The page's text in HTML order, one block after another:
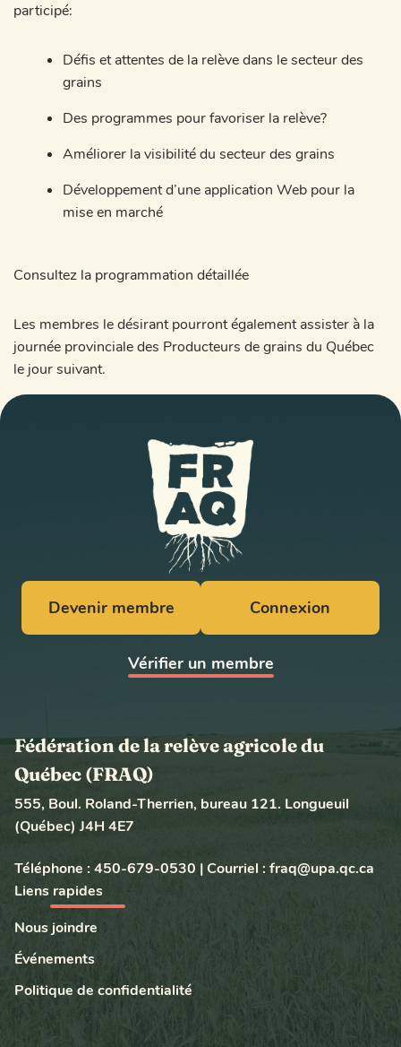
participé:
Défis et attentes de la relève dans le secteur des
grains
Des programmes pour favoriser la relève?
Améliorer la visibilité du secteur des grains
Développement d’une application Web pour la
mise en marché
Consultez la programmation détaillée
Les membres le désirant pourront également assister à la
journée provinciale des Producteurs de grains du Québec
le jour suivant.
Devenir membre Connexion
Vérifier un membre
Fédération de la relève agricole du
Québec (FRAQ)
555, Boul. Roland-Therrien, bureau 121. Longueuil
(Québec) J4H 4E7
Téléphone : 450-679-0530 |Courriel : fraq@upa.qc.ca
Liens rapides
Nous joindre
Événements
Politique de confidentialité